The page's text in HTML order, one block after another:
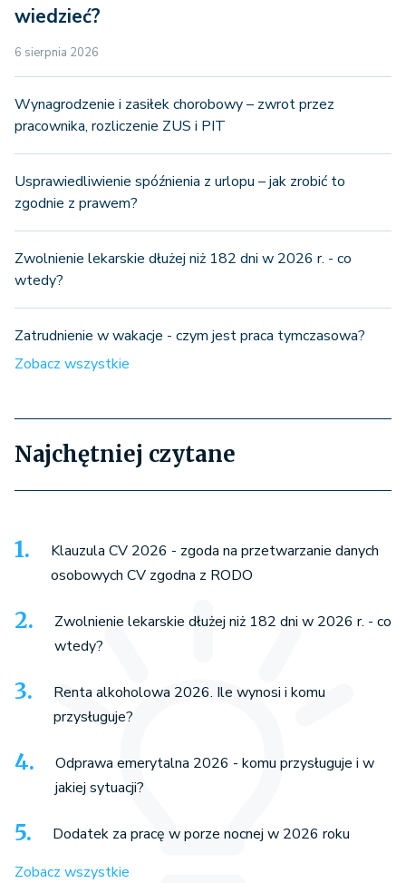
wiedzieć?
6 sierpnia 2026
Wynagrodzenie i zasiłek chorobowy – zwrot przez
pracownika, rozliczenie ZUS i PIT
Usprawiedliwienie spóźnienia z urlopu – jak zrobić to
zgodnie z prawem?
Zwolnienie lekarskie dłużej niż 182 dni w 2026 r. - co
wtedy?
Zatrudnienie w wakacje - czym jest praca tymczasowa?
Zobacz wszystkie
Najchętniej czytane
Klauzula CV 2026 - zgoda na przetwarzanie danych
osobowych CV zgodna z RODO
Zwolnienie lekarskie dłużej niż 182 dni w 2026 r. - co
wtedy?
Renta alkoholowa 2026. Ile wynosi i komu
przysługuje?
Odprawa emerytalna 2026 - komu przysługuje i w
jakiej sytuacji?
Dodatek za pracę w porze nocnej w 2026 roku
Zobacz wszystkie